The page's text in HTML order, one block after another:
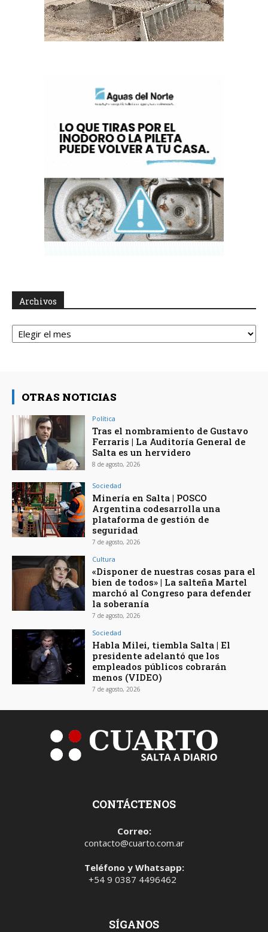
Archivos
Archivos
OTRAS NOTICIAS
Política
Tras el nombramiento de Gustavo
Ferraris | La Auditoría General de
Salta es un hervidero
8 de agosto, 2026
Sociedad
Minería en Salta | POSCO
Argentina codesarrolla una
plataforma de gestión de
seguridad
7 de agosto, 2026
Cultura
«Disponer de nuestras cosas para el
bien de todos» | La salteña Martel
marchó al Congreso para defender
la soberanía
7 de agosto, 2026
Sociedad
Habla Milei, tiembla Salta | El
presidente adelantó que los
empleados públicos cobrarán
menos (VIDEO)
7 de agosto, 2026
CONTÁCTENOS
Correo:
contacto@cuarto.com.ar
Teléfono y Whatsapp:
+54 9 0387 4496462
SÍGANOS